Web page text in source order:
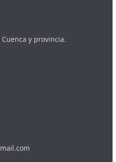
y provincia.